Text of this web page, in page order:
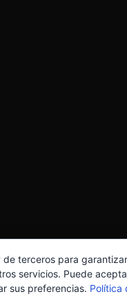
terceros para
servicios. Puede
sus preferencias. Política